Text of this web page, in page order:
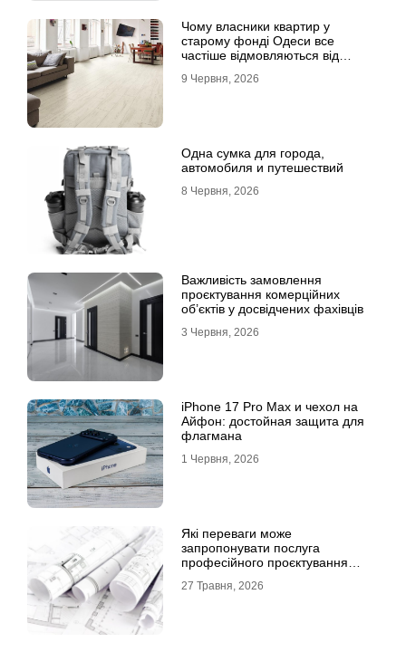
Чому власники квартир у
старому фонді Одеси все
частіше відмовляються від
9 Червня, 2026
Одна сумка для города,
автомобиля и путешествий
8 Червня, 2026
Важливість замовлення
проєктування комерційних
об’єктів у досвідчених фахівців
3 Червня, 2026
iPhone 17 Pro Max и чехол на
Айфон: достойная защита для
флагмана
1 Червня, 2026
Які переваги може
запропонувати послуга
професійного проєктування
27 Травня, 2026